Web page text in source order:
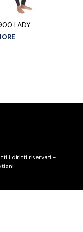
LADY
i diritti riservati -